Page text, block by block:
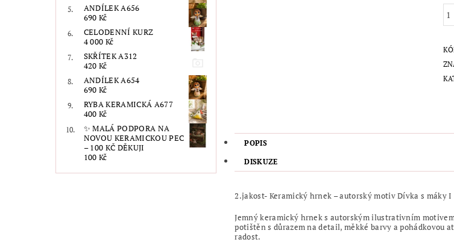
ANDÍLEK A656
690 Kč
CELODENNÍ KURZ
4 000 Kč
SKŘÍTEK A312
420 Kč
ANDÍLEK A654
690 Kč
RYBA KERAMICKÁ A677
400 Kč
✨ MALÁ PODPORA NA
NOVOU KERAMICKOU PEC
– 100 KČ DĚKUJI
100 Kč
POPIS
DISKUZE
2.jakost- Keramický hrnek – autorský motiv Dívka s máky I
Jemný keramický hrnek s autorským ilustrativním
potištěn s důrazem na detail, měkké barvy a pohádkovou
radost.